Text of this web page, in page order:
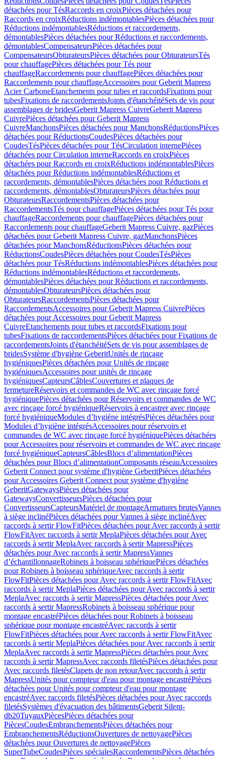
détachées pour TésRaccords en croixPièces détachées pour
Raccords en croixRéductions indémontablesPièces détachées pour
Réductions indémontablesRéductions et raccordements,
démontablesPièces détachées pour Réductions et raccordements,
démontablesCompensateursPièces détachées pour
CompensateursObturateursPièces détachées pour ObturateursTés
pour chauffagePièces détachées pour Tés pour
chauffageRaccordements pour chauffagePièces détachées pour
Raccordements pour chauffageAccessoires pour Geberit Mapress
Acier CarboneEtanchements pour tubes et raccordsFixations pour
tubesFixations de raccordementsJoints d'étanchéitéSets de vis pour
assemblages de bridesGeberit Mapress CuivreGeberit Mapress
CuivrePièces détachées pour Geberit Mapress
CuivreManchonsPièces détachées pour ManchonsRéductionsPièces
détachées pour RéductionsCoudesPièces détachées pour
CoudesTésPièces détachées pour TésCirculation internePièces
détachées pour Circulation interneRaccords en croixPièces
détachées pour Raccords en croixRéductions indémontablesPièces
détachées pour Réductions indémontablesRéductions et
raccordements, démontablesPièces détachées pour Réductions et
raccordements, démontablesObturateursPièces détachées pour
ObturateursRaccordementsPièces détachées pour
RaccordementsTés pour chauffagePièces détachées pour Tés pour
chauffageRaccordements pour chauffagePièces détachées pour
Raccordements pour chauffageGeberit Mapress Cuivre, gazPièces
détachées pour Geberit Mapress Cuivre, gazManchonsPièces
détachées pour ManchonsRéductionsPièces détachées pour
RéductionsCoudesPièces détachées pour CoudesTésPièces
détachées pour TésRéductions indémontablesPièces détachées pour
Réductions indémontablesRéductions et raccordements,
démontablesPièces détachées pour Réductions et raccordements,
démontablesObturateursPièces détachées pour
ObturateursRaccordementsPièces détachées pour
RaccordementsAccessoires pour Geberit Mapress CuivrePièces
détachées pour Accessoires pour Geberit Mapress
CuivreEtanchements pour tubes et raccordsFixations pour
tubesFixations de raccordementsPièces détachées pour Fixations de
raccordementsJoints d'étanchéitéSets de vis pour assemblages de
bridesSystème d'hygiène GeberitUnités de rinçage
hygiéniquesPièces détachées pour Unités de rinçage
hygiéniquesAccessoires pour unités de rinçage
hygiéniquesCapteursCâblesCouvertures et plaques de
fermetureRéservoirs et commandes de WC avec rinçage forcé
hygiéniquePièces détachées pour Réservoirs et commandes de WC
avec rinçage forcé hygiéniqueRéservoirs à encastrer avec rinçage
forcé hygiéniqueModules d’hygiène intégrésPièces détachées pour
Modules d’hygiène intégrésAccessoires pour réservoirs et
commandes de WC avec rinçage forcé hygiéniquePièces détachées
pour Accessoires pour réservoirs et commandes de WC avec rinçage
forcé hygiéniqueCapteursCâblesBlocs d’alimentationPièces
détachées pour Blocs d’alimentationComposants réseauAccessoires
Geberit Connect pour système d'hygiène GeberitPièces détachées
pour Accessoires Geberit Connect pour système d'hygiène
GeberitGatewaysPièces détachées pour
GatewaysConvertisseursPièces détachées pour
ConvertisseursCapteursMatériel de montageArmatures brutesVannes
à siège inclinéPièces détachées pour Vannes à siège inclinéAvec
raccords à sertir FlowFitPièces détachées pour Avec raccords à sertir
FlowFitAvec raccords à sertir MeplaPièces détachées pour Avec
raccords à sertir MeplaAvec raccords à sertir MapressPièces
détachées pour Avec raccords à sertir MapressVannes
d’échantillonnageRobinets à boisseau sphériquePièces détachées
pour Robinets à boisseau sphériqueAvec raccords à sertir
FlowFitPièces détachées pour Avec raccords à sertir FlowFitAvec
raccords à sertir MeplaPièces détachées pour Avec raccords à sertir
MeplaAvec raccords à sertir MapressPièces détachées pour Avec
raccords à sertir MapressRobinets à boisseau sphérique pour
montage encastréPièces détachées pour Robinets à boisseau
sphérique pour montage encastréAvec raccords à sertir
FlowFitPièces détachées pour Avec raccords à sertir FlowFitAvec
raccords à sertir MeplaPièces détachées pour Avec raccords à sertir
MeplaAvec raccords à sertir MapressPièces détachées pour Avec
raccords à sertir MapressAvec raccords filetésPièces détachées pour
Avec raccords filetésClapets de non retourAvec raccords à sertir
MapressUnités pour compteur d'eau pour montage encastréPièces
détachées pour Unités pour compteur d'eau pour montage
encastréAvec raccords filetésPièces détachées pour Avec raccords
filetésSystèmes d'évacuation des bâtimentsGeberit Silent-
db20TuyauxPiècesPièces détachées pour
PiècesCoudesEmbranchementsPièces détachées pour
EmbranchementsRéductionsOuvertures de nettoyagePièces
détachées pour Ouvertures de nettoyagePièces
SuperTubeCoudesPièces spécialesRaccordementsPièces détachées